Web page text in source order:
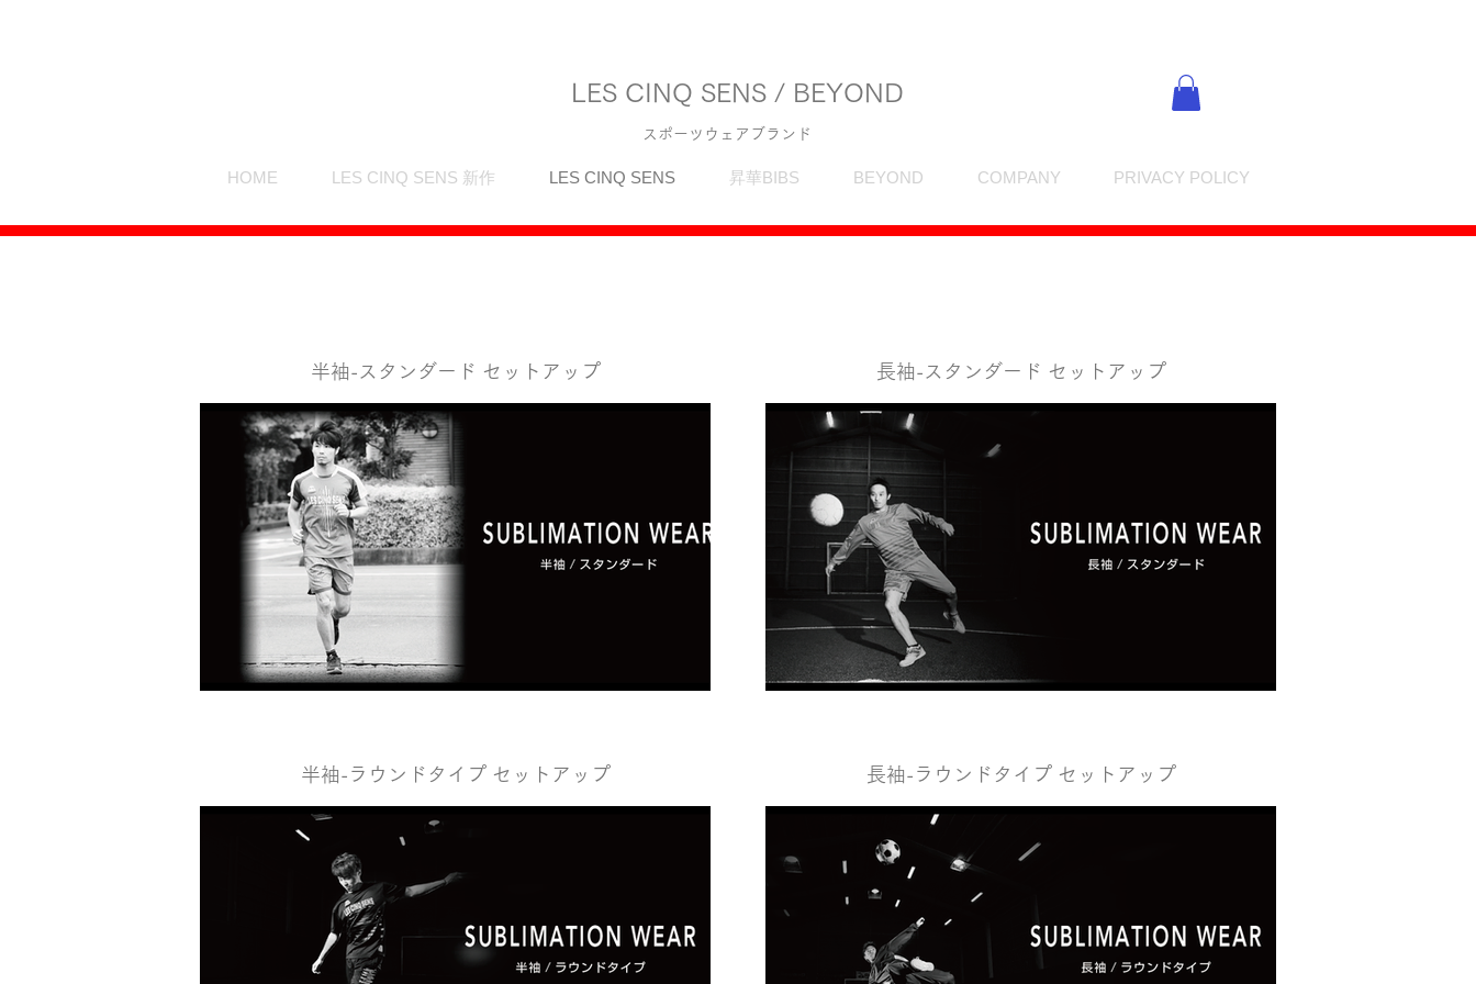
LES CINQ SENS / BEYOND
スポーツウェアブランド
HOME LES CINQ SENS 新作 LES CINQ SENS 昇華BIBS BEYOND COMPANY PRIVACY POLICY
半袖-スタンダード セットアップ 長袖-スタンダード セットアップ
半袖-ラウンドタイプ セットアップ 長袖-ラウンドタイプ セットアップ